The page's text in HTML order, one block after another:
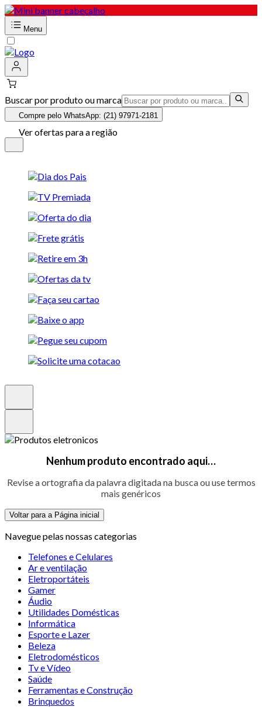
Menu
Buscar por produto ou marca
Compre pelo WhatsApp: (21) 97971-2181
Ver ofertas para a região
Nenhum produto encontrado aqui…
Revise a ortografia da palavra digitada na busca ou use termos
mais genéricos
Voltar para a Página inicial
Navegue pelas nossas categorias
Telefones e Celulares
Ar e ventilação
Eletroportáteis
Gamer
Áudio
Utilidades Domésticas
Informática
Esporte e Lazer
Beleza
Eletrodomésticos
Tv e Vídeo
Saúde
Ferramentas e Construção
Brinquedos